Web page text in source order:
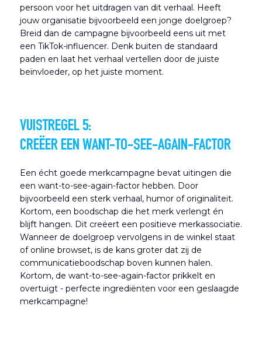
persoon voor het uitdragen van dit verhaal. Heeft
jouw organisatie bijvoorbeeld een jonge doelgroep?
Breid dan de campagne bijvoorbeeld eens uit met
een TikTok-influencer. Denk buiten de standaard
paden en laat het verhaal vertellen door de juiste
beïnvloeder, op het juiste moment.
VUISTREGEL 5:
CREËER EEN WANT-TO-SEE-AGAIN-FACTOR
Een écht goede merkcampagne bevat uitingen die
een want-to-see-again-factor hebben. Door
bijvoorbeeld een sterk verhaal, humor of originaliteit.
Kortom, een boodschap die het merk verlengt én
blijft hangen. Dit creëert een positieve merkassociatie.
Wanneer de doelgroep vervolgens in de winkel staat
of online browset, is de kans groter dat zij de
communicatieboodschap boven kunnen halen.
Kortom, de want-to-see-again-factor prikkelt en
overtuigt - perfecte ingrediënten voor een geslaagde
merkcampagne!